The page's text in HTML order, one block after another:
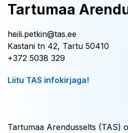
Tartumaa
heili.petkin@tas.ee
Kastani tn 42, Tartu 50410
+372 5038 329
Liitu TAS infokirjaga!
Tartumaa Arendusselts (TAS)